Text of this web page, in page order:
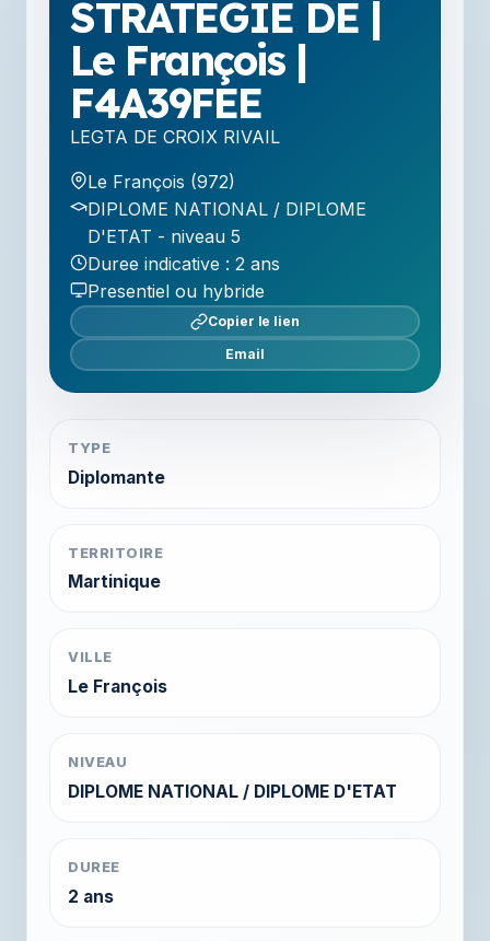
STRATEGIE DE |
Le François |
F4A39FEE
LEGTA DE CROIX RIVAIL
Le François (972)
DIPLOME NATIONAL / DIPLOME
D'ETAT - niveau 5
Duree indicative : 2 ans
Presentiel ou hybride
Copier le lien
Email
TYPE
Diplomante
TERRITOIRE
Martinique
VILLE
Le François
NIVEAU
DIPLOME NATIONAL / DIPLOME D'ETAT
DUREE
2 ans